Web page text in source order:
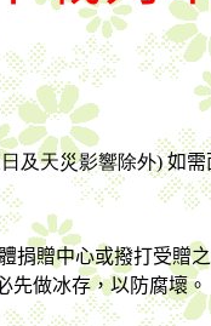
日及天災影響除外)如需
捐贈中心或撥打受贈
先做冰存，以防腐壞。